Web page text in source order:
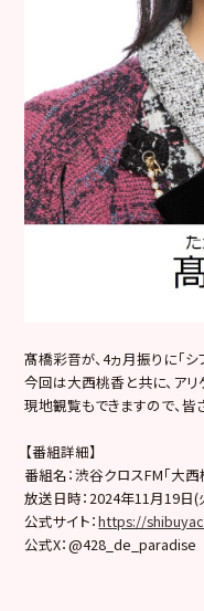
髙橋彩音が、4ヵ月振りに「
今回は大西桃香と共に、アリ
現地観覧もできますので、皆
【番組詳細】
番組名：渋谷クロスFM「大西
放送日時：2024年11月19日
公式サイト：https://
公式X：@428_de_paradise